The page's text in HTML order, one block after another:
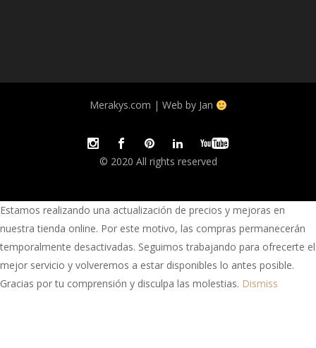
Merakys.com | Web by Jan
© 2020 All rights reserved
Estamos realizando una actualización de precios y mejoras en
nuestra tienda online. Por este motivo, las compras permanecerán
temporalmente desactivadas. Seguimos trabajando para ofrecerte el
mejor servicio y volveremos a estar disponibles lo antes posible.
Gracias por tu comprensión y disculpa las molestias. Dismiss